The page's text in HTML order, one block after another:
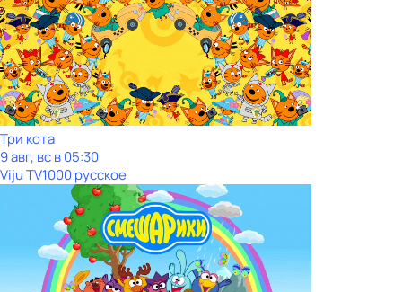
Три кота
9 авг, вс в 05:30
Viju TV1000 русское